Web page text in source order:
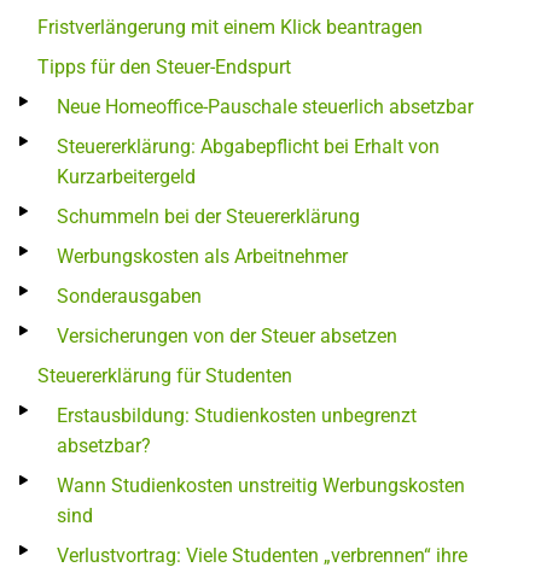
Fristverlängerung mit einem Klick beantragen
Tipps für den Steuer-Endspurt
Neue Homeoffice-Pauschale steuerlich absetzbar
Steuererklärung: Abgabepflicht bei Erhalt von
Kurzarbeitergeld
Schummeln bei der Steuererklärung
Werbungskosten als Arbeitnehmer
Sonderausgaben
Versicherungen von der Steuer absetzen
Steuererklärung für Studenten
Erstausbildung: Studienkosten unbegrenzt
absetzbar?
Wann Studienkosten unstreitig Werbungskosten
sind
Verlustvortrag: Viele Studenten „verbrennen“ ihre